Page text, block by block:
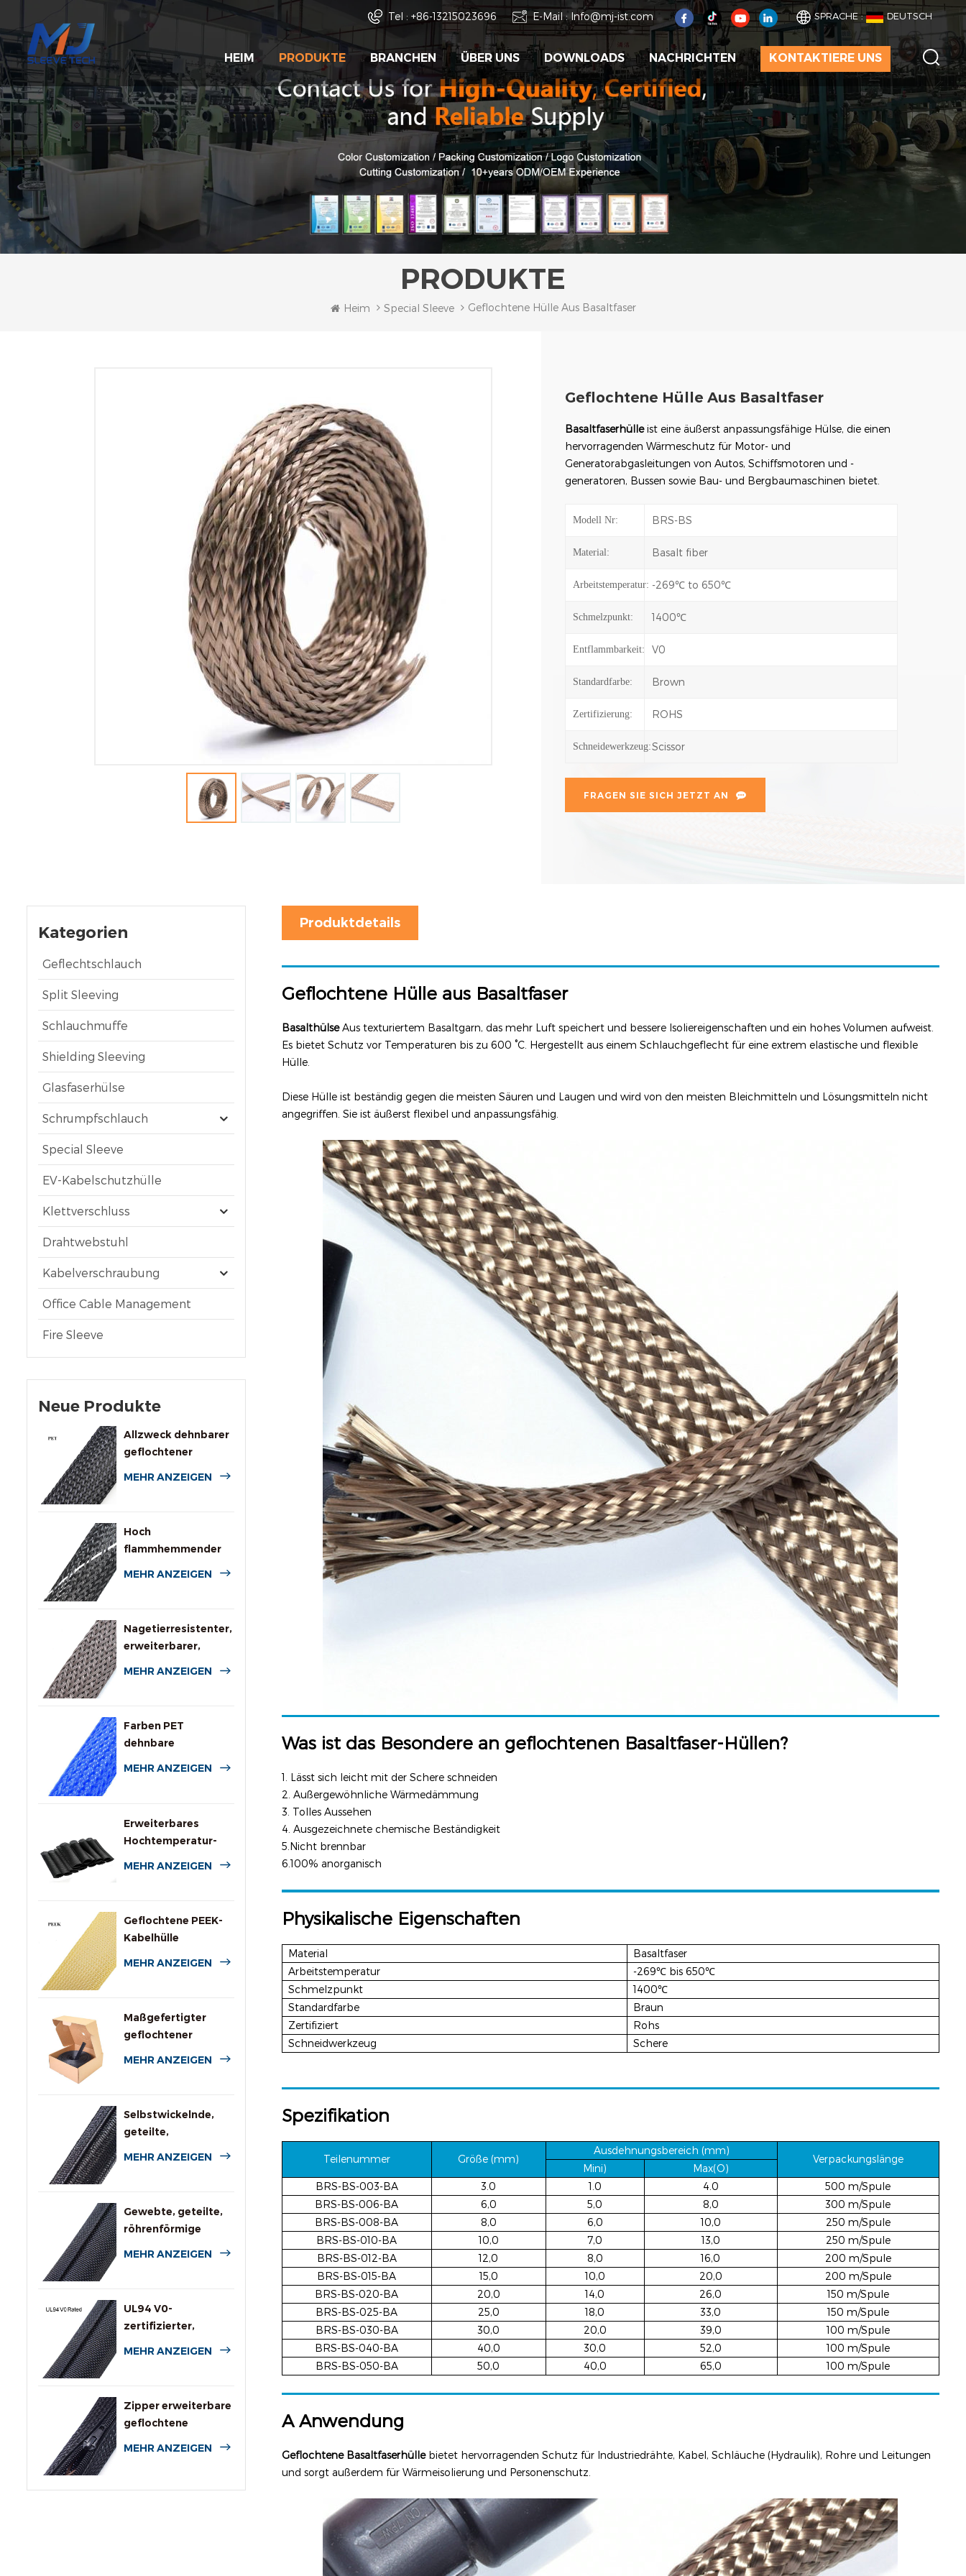
SPRACHE : DEUTSCH
Tel : +86-13215023696 E-Mail : Info@mj-ist.com
HEIM PRODUKTE BRANCHEN ÜBER UNS DOWNLOADS NACHRICHTEN KONTAKTIERE UNS
PRODUKTE
Heim Special Sleeve Geflochtene Hülle Aus Basaltfaser
Geflochtene Hülle Aus Basaltfaser
Basaltfaserhülleist eine äußerst anpassungsfähige Hülse, die einen
hervorragenden Wärmeschutz für Motor- und
Generatorabgasleitungen von Autos, Schiffsmotoren und -
generatoren, Bussen sowie Bau- und Bergbaumaschinen bietet.
Modell Nr: BRS-BS
Material: Basalt fiber
Arbeitstemperatur: -269℃ to 650℃
Schmelzpunkt: 1400℃
Entflammbarkeit: V0
Standardfarbe: Brown
Zertifizierung: ROHS
Schneidewerkzeug:Scissor
FRAGEN SIE SICH JETZT AN
Kategorien
Geflechtschlauch
Split Sleeving
Schlauchmuffe
Shielding Sleeving
Glasfaserhülse
Schrumpfschlauch
Special Sleeve
EV-Kabelschutzhülle
Klettverschluss
Drahtwebstuhl
Kabelverschraubung
Office Cable Management
Fire Sleeve
Neue Produkte
Allzweck dehnbarer
geflochtener
MEHR ANZEIGEN
Hoch
flammhemmender
MEHR ANZEIGEN
Nagetierresistenter,
erweiterbarer,
MEHR ANZEIGEN
Farben PET
dehnbare
MEHR ANZEIGEN
Erweiterbares
Hochtemperatur-
MEHR ANZEIGEN
Geflochtene PEEK-
Kabelhülle
MEHR ANZEIGEN
Maßgefertigter
geflochtener
MEHR ANZEIGEN
Selbstwickelnde,
geteilte,
MEHR ANZEIGEN
Gewebte, geteilte,
röhrenförmige
MEHR ANZEIGEN
UL94 V0-
zertifizierter,
MEHR ANZEIGEN
Zipper erweiterbare
geflochtene
MEHR ANZEIGEN
Produktdetails
Geflochtene Hülle aus Basaltfaser
BasalthülseAus texturiertem Basaltgarn, das mehr Luft speichert und bessere Isoliereigenschaften und ein hohes Volumen aufweist.
Es bietet Schutz vor Temperaturen bis zu 600 °C. Hergestellt aus einem Schlauchgeflecht für eine extrem elastische und flexible
Hülle.
Diese Hülle ist beständig gegen die meisten Säuren und Laugen und wird von den meisten Bleichmitteln und Lösungsmitteln nicht
angegriffen. Sie ist äußerst flexibel und anpassungsfähig.
Was ist das Besondere an geflochtenen Basaltfaser-Hüllen?
1. Lässt sich leicht mit der Schere schneiden
2. Außergewöhnliche Wärmedämmung
3. Tolles Aussehen
4. Ausgezeichnete chemische Beständigkeit
5.Nicht brennbar
6.100% anorganisch
Physikalische Eigenschaften
Material
Basaltfaser
Arbeitstemperatur
-269℃ bis 650℃
Schmelzpunkt
1400℃
Standardfarbe
Braun
Zertifiziert
Rohs
Schneidwerkzeug
Schere
Spezifikation
Teilenummer Größe (mm)
Ausdehnungsbereich (mm)
Verpackungslänge
Mini)
Max(O)
BRS-BS-003-BA
3.0 1.0 4.0
500 m/Spule
BRS-BS-006-BA
6,0 5,0 8,0
300 m/Spule
BRS-BS-008-BA
8,0 6,0 10,0
250 m/Spule
BRS-BS-010-BA
10,0 7,0 13,0
250 m/Spule
BRS-BS-012-BA
12,0 8,0 16,0
200 m/Spule
BRS-BS-015-BA
15,0 10,0 20,0
200 m/Spule
BRS-BS-020-BA
20,0 14,0 26,0
150 m/Spule
BRS-BS-025-BA
25,0 18,0 33,0
150 m/Spule
BRS-BS-030-BA
30,0 20,0 39,0
100 m/Spule
BRS-BS-040-BA
40,0 30,0 52,0
100 m/Spule
BRS-BS-050-BA
50,0 40,0 65,0 100 m/Spule
A Anwendung
Geflochtene Basaltfaserhülle bietet hervorragenden Schutz für Industriedrähte, Kabel, Schläuche (Hydraulik), Rohre und Leitungen
und sorgt außerdem für Wärmeisolierung und Personenschutz.